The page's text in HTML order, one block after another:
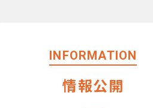
INFORMATION
情報公開